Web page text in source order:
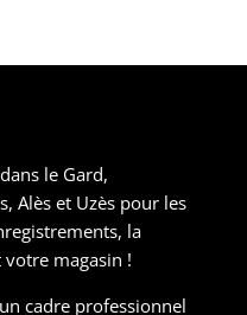
le Gard,
Alès et Uzès pour les
la
magasin !
cadre professionnel